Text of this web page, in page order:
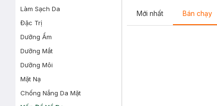
Làm Sạch Da
Đặc Trị
Dưỡng Ẩm
Dưỡng Mắt
Dưỡng Môi
Mặt Nạ
Chống Nắng Da Mặt
Mới nhất Bán chạy